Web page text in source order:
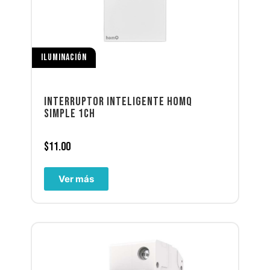
ILUMINACIÓN
INTERRUPTOR INTELIGENTE HOMQ
SIMPLE 1CH
$11.00
Ver más